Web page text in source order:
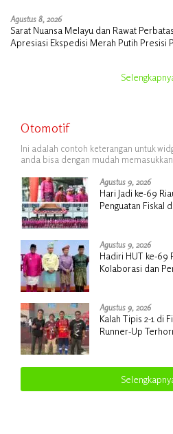
Agustus 8, 2026
Sarat Nuansa Melayu dan Rawat
Apresiasi Ekspedisi Merah Putih Presisi
Otomotif
Ini adalah contoh keterangan untuk
anda bisa dengan mudah
Agustus 9, 2026
Hari Jadi ke-69
Penguatan Fiskal
Agustus 9, 2026
Hadiri HUT ke-69
Kolaborasi dan
Agustus 9, 2026
Kalah Tipis 2-1 di
Runner-Up